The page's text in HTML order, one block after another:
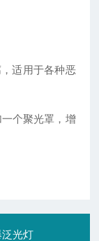
适用于各种恶
个聚光罩，增
泛光灯